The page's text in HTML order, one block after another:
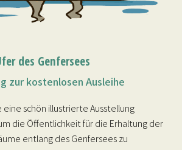
des Genfersees
zur kostenlosen Ausleihe
eine schön illustrierte Ausstellung
die Öffentlichkeit für die Erhaltung der
entlang des Genfersees zu